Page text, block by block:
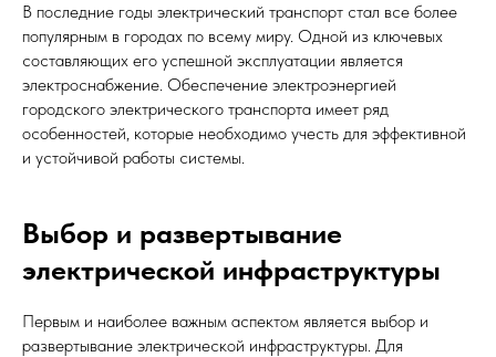
В последние годы электрический транспорт стал все более
популярным в городах по всему миру. Одной из ключевых
составляющих его успешной эксплуатации является
электроснабжение. Обеспечение электроэнергией
городского электрического транспорта имеет ряд
особенностей, которые необходимо учесть для эффективной
и устойчивой работы системы.
Выбор и развертывание
электрической инфраструктуры
Первым и наиболее важным аспектом является выбор и
развертывание электрической инфраструктуры. Для